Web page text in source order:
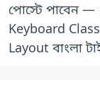
পোস্টে পাবেন
Keyboard
Layout বাংলা